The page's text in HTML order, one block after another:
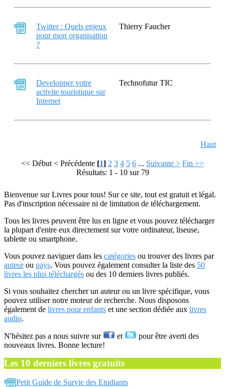
Twitter : Quels enjeux
pour mon organisation
?
Thierry Faucher
Developper votre
activite touristique sur
Internet
Technofutur TIC
Haut
<< Début < Précédente [1] 2 3 4 5 6 ... Suivante > Fin >>
Résultats: 1 - 10 sur 79
Bienvenue sur Livres pour tous! Sur ce site, tout est gratuit et légal.
Pas d'inscription nécessaire ni de limitation de téléchargement.
Tous les livres peuvent être lus en ligne et vous pouvez télécharger
la plupart d'entre eux directement sur votre ordinateur, liseuse,
tablette ou smartphone.
Vous pouvez naviguer dans les catégories ou trouver des livres par
auteurou pays. Vous pouvez également consulter la liste des 50
livres les plus téléchargés ou des 10 derniers livres publiés.
Si vous souhaitez chercher un auteur ou un livre spécifique, vous
pouvez utiliser notre moteur de recherche. Nous disposons
également de livres pour enfants et une section dédiée aux livres
audio.
N'hésitez pas a nous suivre sur et
pour être averti des
nouveaux livres. Bonne lecture!
Les 10 derniers livres gratuits
Petit Guide de Survie des Etudiants